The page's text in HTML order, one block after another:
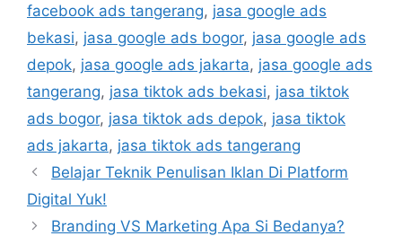
facebook ads tangerang, jasa google ads
bekasi, jasa google ads bogor, jasa google ads
depok, jasa google ads jakarta, jasa google ads
tangerang, jasa tiktok ads bekasi, jasa tiktok
ads bogor, jasa tiktok ads depok, jasa tiktok
ads jakarta, jasa tiktok ads tangerang
Belajar Teknik Penulisan Iklan Di Platform
Digital Yuk!
Branding VS Marketing Apa Si Bedanya?